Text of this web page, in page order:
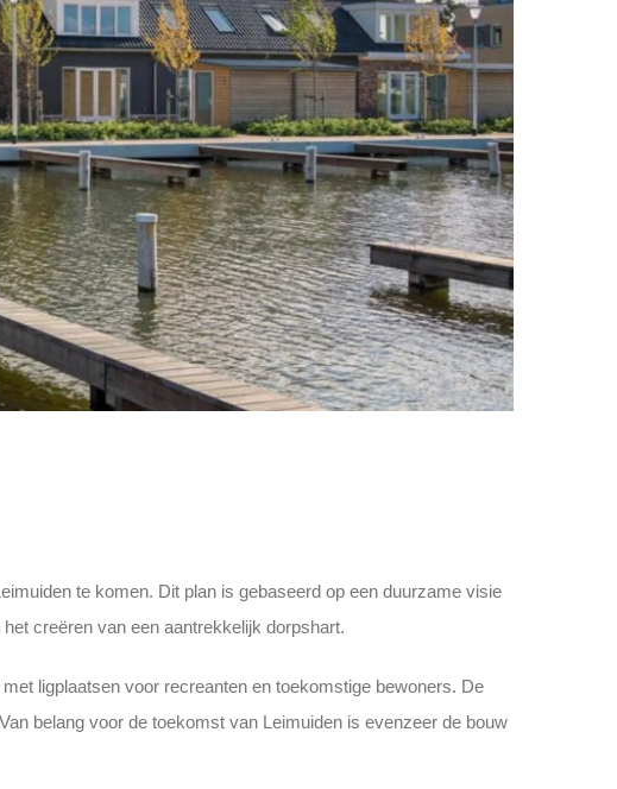
te komen. Dit plan is gebaseerd op een duurzame visie
creëren van een aantrekkelijk dorpshart.
ligplaatsen voor recreanten en toekomstige bewoners. De
belang voor de toekomst van Leimuiden is evenzeer de bouw